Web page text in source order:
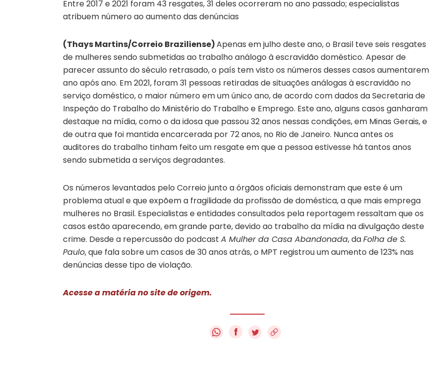
Entre 2017 e 2021 foram 43 resgates, 31 deles ocorreram no ano passado; especialistas
atribuem número ao aumento das denúncias
(Thays Martins/Correio Braziliense)Apenas em julho deste ano, o Brasil teve seis resgates
de mulheres sendo submetidas ao trabalho análogo à escravidão doméstico. Apesar de
parecer assunto do século retrasado, o país tem visto os números desses casos aumentarem
ano após ano. Em 2021, foram 31 pessoas retiradas de situações análogas à escravidão no
serviço doméstico, o maior número em um único ano, de acordo com dados da Secretaria de
Inspeção do Trabalho do Ministério do Trabalho e Emprego. Este ano, alguns casos ganharam
destaque na mídia, como o da idosa que passou 32 anos nessas condições, em Minas Gerais, e
de outra que foi mantida encarcerada por 72 anos, no Rio de Janeiro. Nunca antes os
auditores do trabalho tinham feito um resgate em que a pessoa estivesse há tantos anos
sendo submetida a serviços degradantes.
Os números levantados pelo Correio junto a órgãos oficiais demonstram que este é um
problema atual e que expõem a fragilidade da profissão de doméstica, a que mais emprega
mulheres no Brasil. Especialistas e entidades consultados pela reportagem ressaltam que os
casos estão aparecendo, em grande parte, devido ao trabalho da mídia na divulgação deste
crime. Desde a repercussão do podcast A Mulher da Casa Abandonada, daFolha de S.
Paulo, que fala sobre um casos de 30 anos atrás, o MPT registrou um aumento de 123% nas
denúncias desse tipo de violação.
Acesse a matéria no site de origem.
f